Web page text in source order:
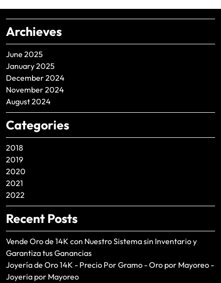
Archieves
June 2025
January 2025
December 2024
November 2024
August 2024
Categories
2018
2019
2020
2021
2022
Recent Posts
Vende Oro de 14K con Nuestro Sistema sin Inventario y
Garantiza tus Ganancias
Joyería de Oro 14K - Precio Por Gramo - Oro por Mayoreo -
Joyeria por Mayoreo